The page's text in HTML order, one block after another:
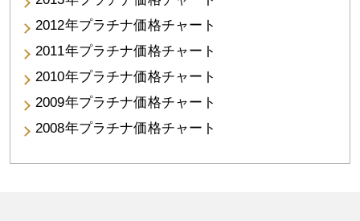
2012年プラチナ価格チャート
2011年プラチナ価格チャート
2010年プラチナ価格チャート
2009年プラチナ価格チャート
2008年プラチナ価格チャート